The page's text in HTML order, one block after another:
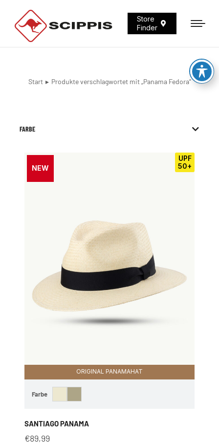
Store
Finder
Sie befinden sich hier:
Start Produkte verschlagwortet mit „Panama Fedora“
FARBE
UPF
50+
ORIGINAL PANAMAHAT
NEW
Farbe
SANTIAGO PANAMA
€89,99